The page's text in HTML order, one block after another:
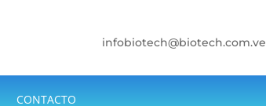
infobiotech@biotech.com.ve
CONTACTO